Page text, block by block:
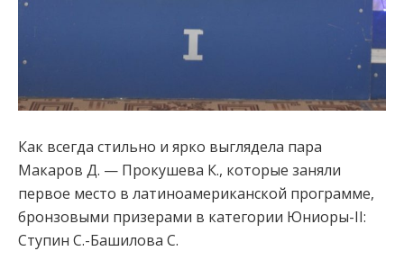
Как всегда стильно и ярко выглядела пара
Макаров Д. — Прокушева К., которые заняли
первое место в латиноамериканской программе,
бронзовыми призерами в категории Юниоры-II:
Ступин С.-Башилова С.